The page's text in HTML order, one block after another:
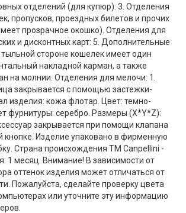
отделений (для купюр): 3. Отделения
пропусков, проездных билетов и прочих
прозрачное окошко). Отделения для
и дисконтных карт: 5. Дополнительные
стороне кошелек имеет один
накладной карман, а также
на молнии. Отделения для мелочи: 1.
закрывается с помощью застежки-
изделия: кожа флотар. Цвет: темно-
фурнитуры: серебро. Размеры (X*Y*Z):
закрывается при помощи клапана
кнопке. Изделие упаковано в фирменную
Страна происхождения ТМ Canpellini -
1 месяц. Внимание! В зависимости от
оттенок изделия может отличаться от
Пожалуйста, сделайте проверку цвета
или уточните эту информацию